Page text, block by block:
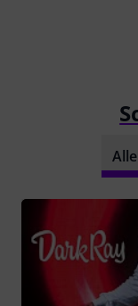
Alle